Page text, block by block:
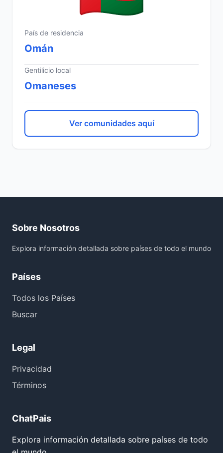
País de residencia
Omán
Gentilicio local
Omaneses
Ver comunidades aquí
Sobre Nosotros
Explora información detallada sobre países de todo el mundo
Países
Todos los Países
Buscar
Legal
Privacidad
Términos
ChatPais
Explora información detallada sobre países de todo